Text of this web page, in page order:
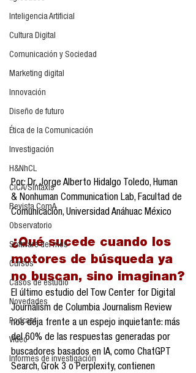
Inteligencia Artificial
Cultura Digital
Comunicación y Sociedad
Marketing digital
Innovación
Diseño de futuro
Ética de la Comunicación
Investigación
H&NhCL
CICA/Sintaxis
Revista ComA
Observatorio
Software del mes
Cursos
Casos de estudio
Novedades
Podcast
Video
Informes de investigación
Por: Dr. Jorge Alberto Hidalgo Toledo, Human
& Nonhuman Communication Lab, Facultad de
Comunicación, Universidad Anáhuac México
¿Qué sucede cuando los
motores de búsqueda ya
no buscan, sino imaginan?
El último estudio del Tow Center for Digital
Journalism de Columbia Journalism Review
nos deja frente a un espejo inquietante: más
del 60% de las respuestas generadas por
buscadores basados en IA, como ChatGPT
Search, Grok 3 o Perplexity, contienen